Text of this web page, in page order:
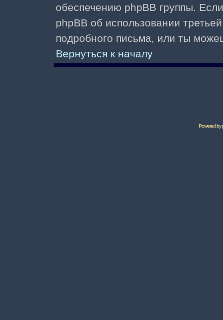
обеспечению phpBB группы.
phpBB об использовании
подробного письма, или ты
Вернуться к началу
Powered by